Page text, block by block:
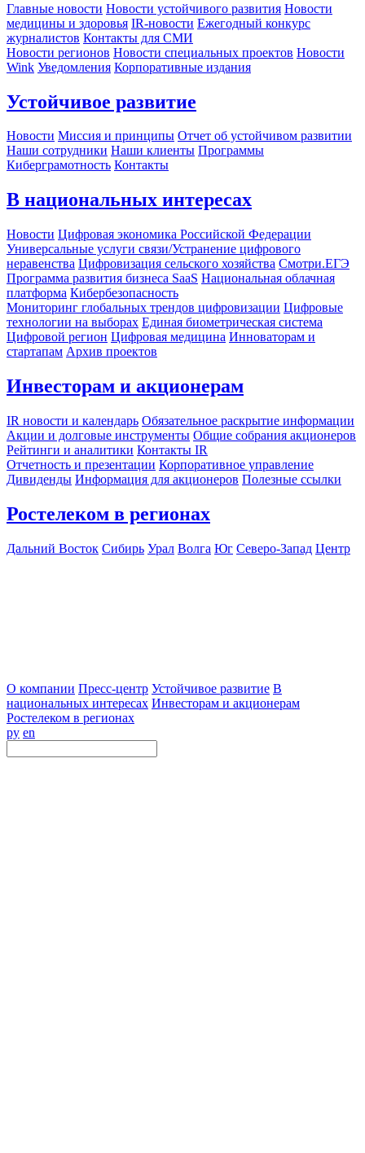
Главные новости Новости устойчивого развития Новости
медицины и здоровья IR-новости Ежегодный конкурс
журналистов Контакты для СМИ
Новости регионов Новости специальных проектов Новости
Wink Уведомления Корпоративные издания
Устойчивое развитие
Новости Миссия и принципы Отчет об устойчивом развитии
Наши сотрудники Наши клиенты Программы
Киберграмотность Контакты
В национальных интересах
Новости Цифровая экономика Российской Федерации
Универсальные услуги связи/Устранение цифрового
неравенства Цифровизация сельского хозяйства Смотри.ЕГЭ
Программа развития бизнеса SaaS Национальная облачная
платформа Кибербезопасность
Мониторинг глобальных трендов цифровизации Цифровые
технологии на выборах Единая биометрическая система
Цифровой регион Цифровая медицина Инноваторам и
стартапам Архив проектов
Инвесторам и акционерам
IR новости и календарь Обязательное раскрытие информации
Акции и долговые инструменты Общие собрания акционеров
Рейтинги и аналитики Контакты IR
Отчетность и презентации Корпоративное управление
Дивиденды Информация для акционеров Полезные ссылки
Ростелеком в регионах
Дальний Восток Сибирь Урал Волга Юг Северо-Запад Центр
О компании Пресс-центр Устойчивое развитие В
национальных интересах Инвесторам и акционерам
Ростелеком в регионах
ру en